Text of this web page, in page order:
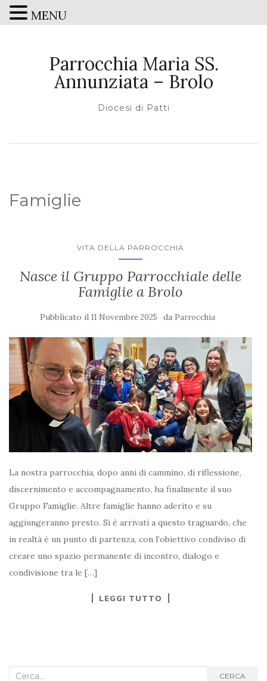
Parrocchia Maria SS.
Annunziata – Brolo
Diocesi di Patti
Famiglie
VITA DELLA PARROCCHIA
Nasce il Gruppo Parrocchiale delle
Famiglie a Brolo
Pubblicato il 11 Novembre 2025 da Parrocchia
La nostra parrocchia, dopo anni di cammino, di riflessione,
discernimento e accompagnamento, ha finalmente il suo
Gruppo Famiglie. Altre famiglie hanno aderito e su
aggiungeranno presto. Si è arrivati a questo traguardo, che
in realtà è un punto di partenza, con l’obiettivo condiviso di
creare uno spazio permanente di incontro, dialogo e
condivisione tra le […]
LEGGI TUTTO
Cerca
CERCA
MENU